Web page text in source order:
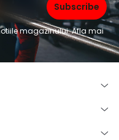
magazinului. Afla mai